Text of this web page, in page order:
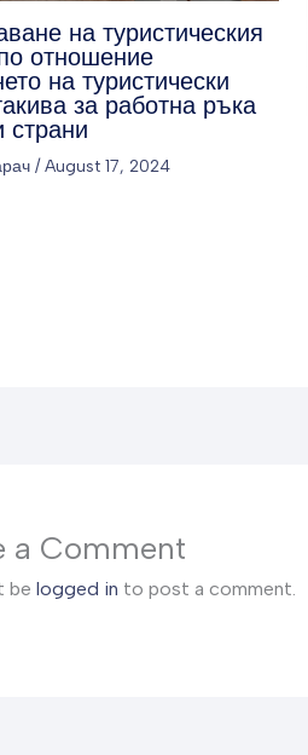
на туристическия
отношение
на туристически
за работна ръка
страни
/August 17, 2024
a Comment
be logged in to post a comment.